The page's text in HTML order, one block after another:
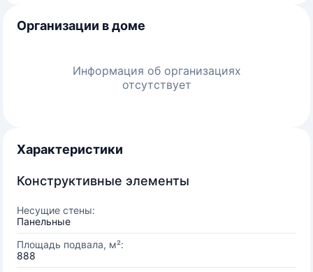
Организации в доме
Информация об организациях
отсутствует
Характеристики
Конструктивные элементы
Несущие стены:
Панельные
Площадь подвала, м²:
888